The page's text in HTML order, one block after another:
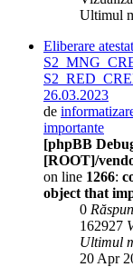
Ultimul
Eliberare
26.03.2023
de
importante
[phpBB
[ROOT]/
on line 1266:
object that
0
162927
Ultimul
20 Apr